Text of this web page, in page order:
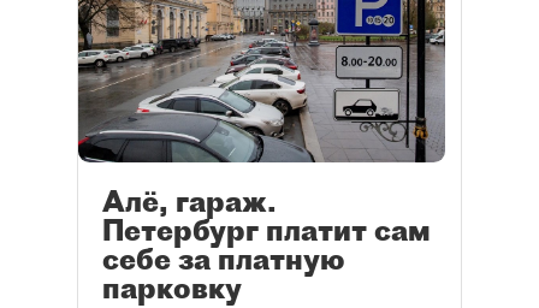
Алё, гараж.
Петербург платит сам
себе за платную
парковку